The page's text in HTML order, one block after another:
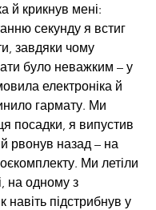
й крикнув мені:
секунду я встиг
завдяки чому
було неважким – у
електроніка й
гармату. Ми
посадки, я випустив
рвонув назад – на
Ми летіли
на одному з
навіть підстрибнув у